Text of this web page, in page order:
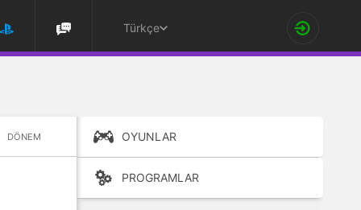
Türkçe
DÖNEM OYUNLAR
PROGRAMLAR